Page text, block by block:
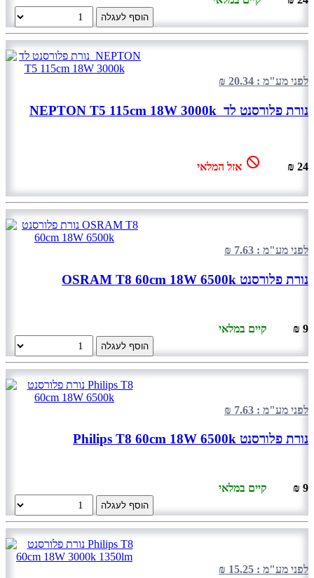
הוסף לעגלה
לפני מע"מ : 20.34 ₪
נורת פלורסנט לד NEPTON T5 115cm 18W 3000k
24 ₪ אזל המלאי
לפני מע"מ : 7.63 ₪
נורת פלורסנט OSRAM T8 60cm 18W 6500k
9 ₪ קיים במלאי
הוסף לעגלה
לפני מע"מ : 7.63 ₪
נורת פלורסנט Philips T8 60cm 18W 6500k
9 ₪ קיים במלאי
הוסף לעגלה
לפני מע"מ : 15.25 ₪